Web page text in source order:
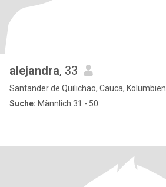
alejandra, 33
Santander de Quilichao, Cauca, Kolumbien
Suche: Männlich 31 - 50